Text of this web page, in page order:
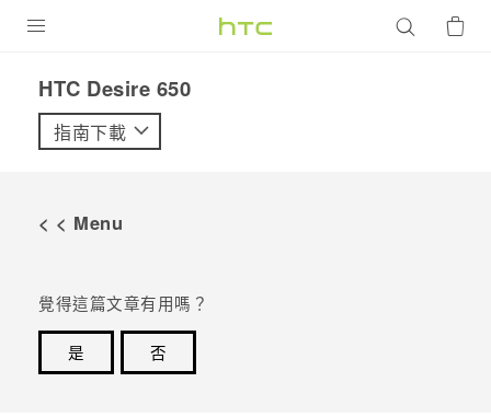
VIVE
VIVERSE
優惠專區
HTC Desire 650‎
指南下載
< < Menu
覺得這篇文章有用嗎？
是
否